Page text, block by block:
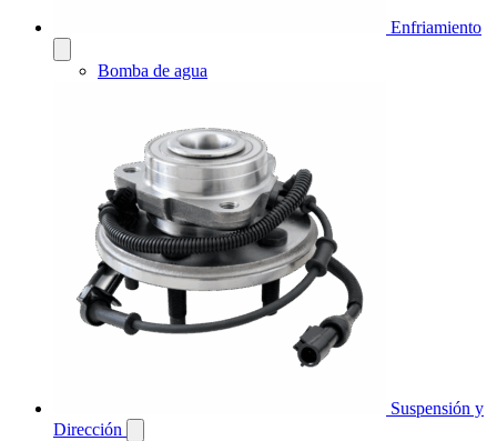
Enfriamiento
Bomba de agua
Suspensión y
Dirección